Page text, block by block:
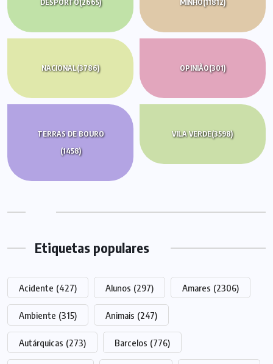
DESPORTO(2665) MINHO(11812)
NACIONAL(3786) OPINIÃO(301)
TERRAS DE BOURO
(1458)
VILA VERDE(3598)
Etiquetas populares
Acidente (427) Alunos (297) Amares (2306)
Ambiente (315) Animais (247)
Autárquicas (273) Barcelos (776)